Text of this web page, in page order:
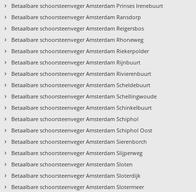
› Betaalbare schoorsteenveger Amsterdam Prinses Irenebuurt
› Betaalbare schoorsteenveger Amsterdam Ransdorp
› Betaalbare schoorsteenveger Amsterdam Reigersbos
› Betaalbare schoorsteenveger Amsterdam Rhoneweg
› Betaalbare schoorsteenveger Amsterdam Riekerpolder
› Betaalbare schoorsteenveger Amsterdam Rijnbuurt
› Betaalbare schoorsteenveger Amsterdam Rivierenbuurt
› Betaalbare schoorsteenveger Amsterdam Scheldebuurt
› Betaalbare schoorsteenveger Amsterdam Schellingwoude
› Betaalbare schoorsteenveger Amsterdam Schinkelbuurt
› Betaalbare schoorsteenveger Amsterdam Schiphol
› Betaalbare schoorsteenveger Amsterdam Schiphol Oost
› Betaalbare schoorsteenveger Amsterdam Sierenborch
› Betaalbare schoorsteenveger Amsterdam Slijperweg
› Betaalbare schoorsteenveger Amsterdam Sloten
› Betaalbare schoorsteenveger Amsterdam Sloterdijk
› Betaalbare schoorsteenveger Amsterdam Slotermeer